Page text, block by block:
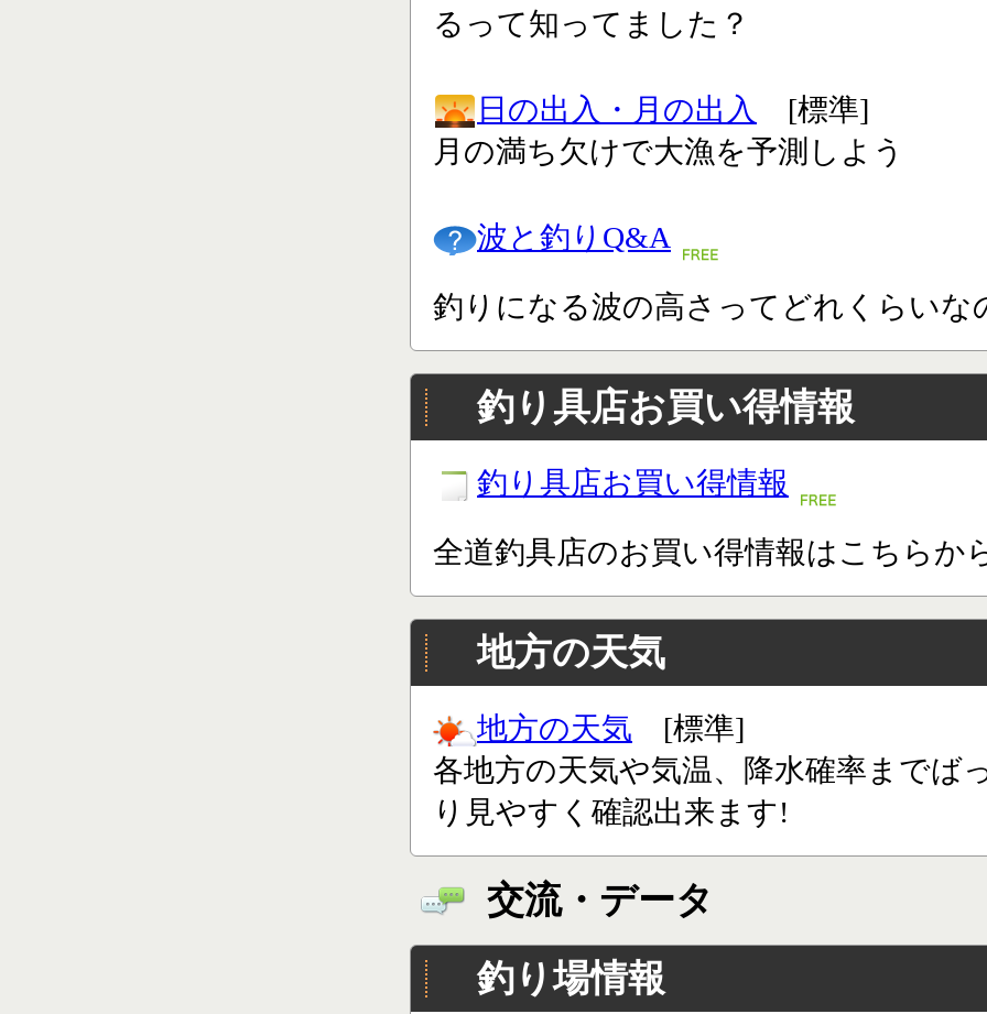
るって知ってました？
日の出入・月の出入
[標準]
月の満ち欠けで大漁を予測しよう
波と釣りQ&A
釣りになる波の高さってどれくらいな
釣り具店お買い得情報
釣り具店お買い得情報
全道釣具店のお買い得情報はこちらか
地方の天気
地方の天気 [標準]
各地方の天気や気温、降水確率までば
り見やすく確認出来ます!
交流・データ
釣り場情報